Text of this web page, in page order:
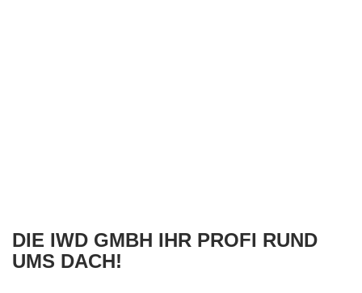
DIE IWD GMBH IHR PROFI RUND
UMS DACH!